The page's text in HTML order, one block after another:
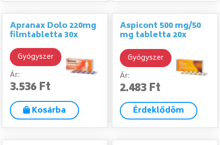
Apranax Dolo 220mg
filmtabletta 30x
Gyógyszer
Ár:
3.536 Ft
Kosárba
Aspicont 500 mg/50
mg tabletta 20x
Gyógyszer
Ár:
2.483 Ft
Érdeklődöm